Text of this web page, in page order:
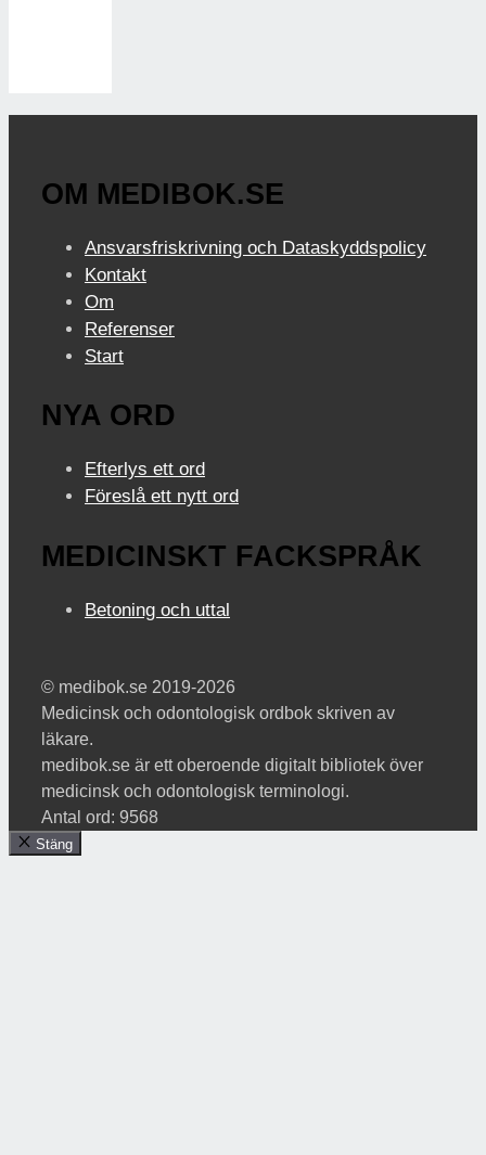
OM MEDIBOK.SE
Ansvarsfriskrivning och Dataskyddspolicy
Kontakt
Om
Referenser
Start
NYA ORD
Efterlys ett ord
Föreslå ett nytt ord
MEDICINSKT FACKSPRÅK
Betoning och uttal
© medibok.se 2019-2026
Medicinsk och odontologisk ordbok skriven av
läkare.
medibok.se är ett oberoende digitalt bibliotek över
medicinsk och odontologisk terminologi.
Antal ord: 9568
Stäng